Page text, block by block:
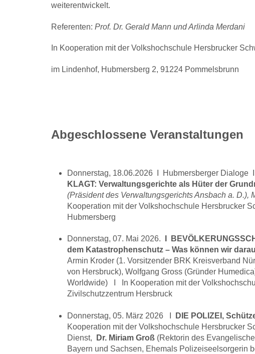
weiterentwickelt.
Referenten: Prof. Dr. Gerald Mann und Arlinda Merdani
In Kooperation mit der Volkshochschule Hersbrucker
im Lindenhof, Hubmersberg 2, 91224 Pommelsbrunn
Abgeschlossene Veranstaltungen
Donnerstag, 18.06.2026 I Hubmersberger Dialoge I
KLAGT: Verwaltungsgerichte als Hüter der
(Präsident des Verwaltungsgerichts Ansbach a. D.),
Kooperation mit der Volkshochschule Hersbrucker
Hubmersberg
Donnerstag, 07. Mai 2026.
dem Katastrophenschutz – Was können wir
Armin Kroder (1. Vorsitzender BRK Kreisverband
von Hersbruck), Wolfgang Gross (Gründer
Worldwide) I
In Kooperation mit der
Zivilschutzzentrum Hersbruck
Donnerstag, 05. März 2026 I DIE POLIZEI,
Kooperation mit der Volkshochschule
Dienst,
Dr. Miriam Groß (Rektorin des
Bayern und Sachsen, Ehemals Polizeiseelsorgerin